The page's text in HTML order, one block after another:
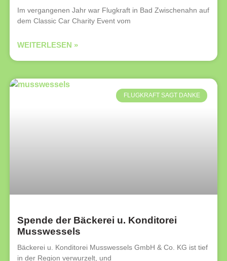
Im vergangenen Jahr war Flugkraft in Bad Zwischenahn auf
dem Classic Car Charity Event vom
WEITERLESEN »
FLUGKRAFT SAGT DANKE
Spende der Bäckerei u. Konditorei
Musswessels
Bäckerei u. Konditorei Musswessels GmbH & Co. KG ist tief
in der Region verwurzelt, und